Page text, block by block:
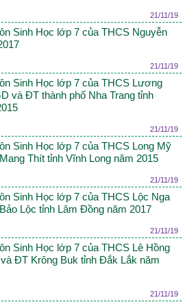
21/11/19
Sinh Học lớp 7 của THCS Nguyễn
21/11/19
Sinh Học lớp 7 của THCS Lương
và ĐT thành phố Nha Trang tỉnh
21/11/19
Sinh Học lớp 7 của THCS Long Mỹ
Thít tỉnh Vĩnh Long năm 2015
21/11/19
Sinh Học lớp 7 của THCS Lộc Nga
Lộc tỉnh Lâm Đồng năm 2017
21/11/19
Sinh Học lớp 7 của THCS Lê Hồng
ĐT Krông Buk tỉnh Đắk Lắk năm
21/11/19